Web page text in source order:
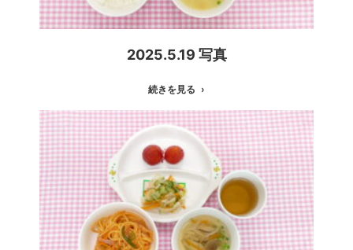
2025.5.19 写真
続きを見る